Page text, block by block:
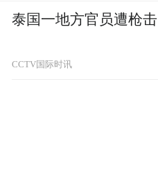
泰国一地方官员遭枪击
CCTV国际时讯